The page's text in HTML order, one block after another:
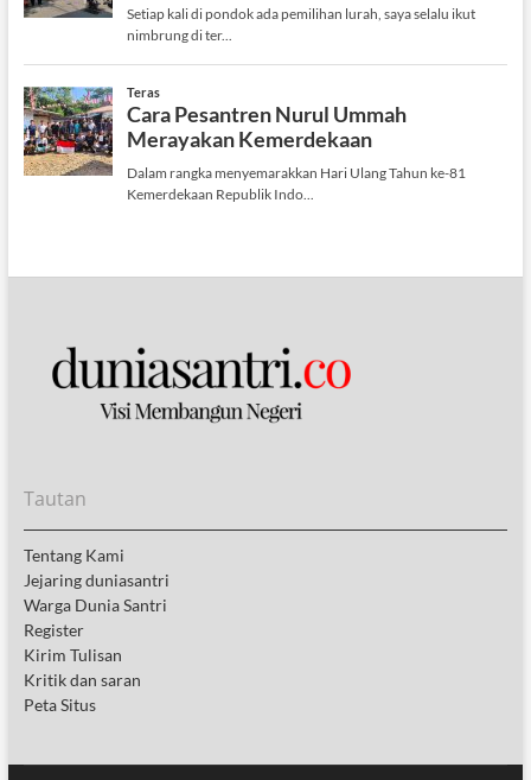
Tautan
Tentang Kami
Jejaring duniasantri
Warga Dunia Santri
Register
Kirim Tulisan
Kritik dan saran
Peta Situs